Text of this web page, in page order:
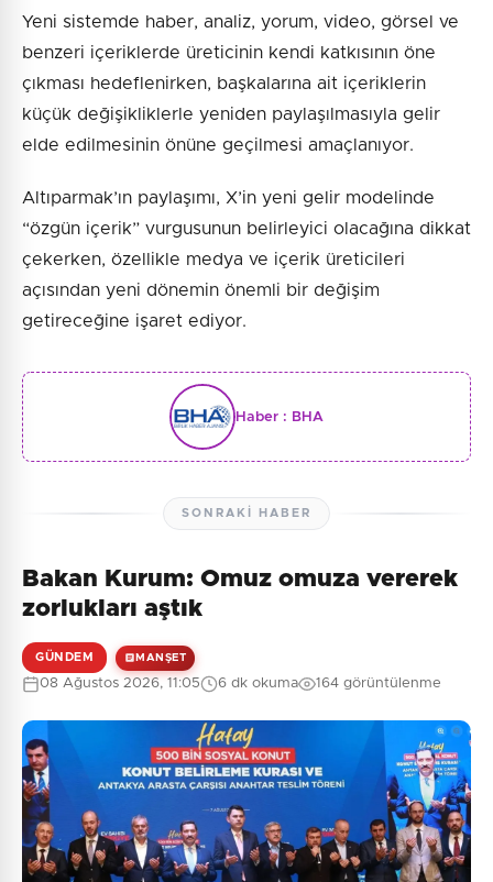
Yeni sistemde haber, analiz, yorum, video, görsel ve
benzeri içeriklerde üreticinin kendi katkısının öne
çıkması hedeflenirken, başkalarına ait içeriklerin
küçük değişikliklerle yeniden paylaşılmasıyla gelir
elde edilmesinin önüne geçilmesi amaçlanıyor.
Altıparmak’ın paylaşımı, X’in yeni gelir modelinde
“özgün içerik” vurgusunun belirleyici olacağına dikkat
çekerken, özellikle medya ve içerik üreticileri
açısından yeni dönemin önemli bir değişim
getireceğine işaret ediyor.
Haber : BHA
SONRAKI HABER
Bakan Kurum: Omuz omuza vererek
zorlukları aştık
GÜNDEM MANŞET
08 Ağustos 2026, 11:05 6 dk okuma 164 görüntülenme